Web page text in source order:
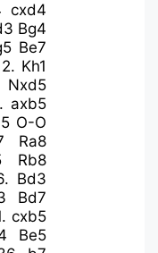
cxd4
Bg4
Be7
Kh1
Nxd5
axb5
O-O
Ra8
Rb8
Bd3
Bd7
cxb5
Be5